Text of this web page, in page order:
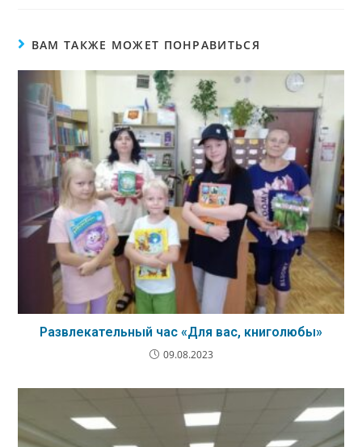
ВАМ ТАКЖЕ МОЖЕТ ПОНРАВИТЬСЯ
Развлекательный час «Для вас, книголюбы»
09.08.2023